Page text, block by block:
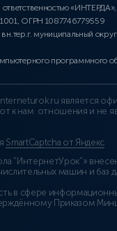
ОГРН 1087746779559
муниципальный
программного
является
к нам отношения и не
SmartCaptcha от Яндекс
“ИнтернетУрок”»
машин и баз
в сфере
Приказом